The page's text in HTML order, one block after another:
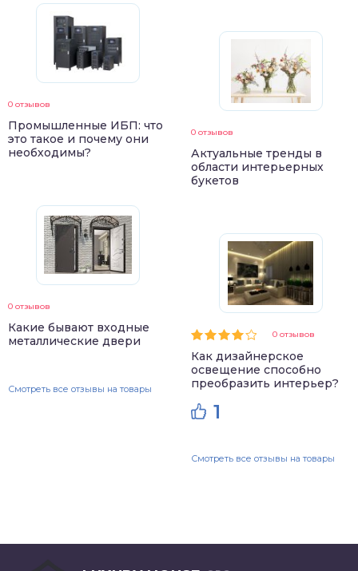
0 отзывов
Промышленные ИБП: что
это такое и почему они
необходимы?
0 отзывов
Какие бывают входные
металлические двери
Смотреть все отзывы на товары
0 отзывов
Актуальные тренды в
области интерьерных
букетов
0 отзывов
Как дизайнерское
освещение способно
преобразить интерьер?
1
Смотреть все отзывы на товары